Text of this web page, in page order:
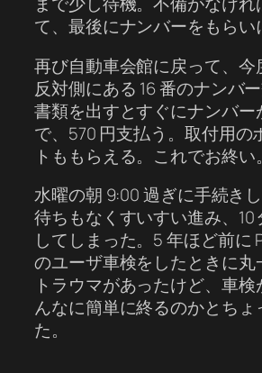
て、最後にナンバーをもらい
再び自動車会館に戻って、今
反対側にある 16 番のナンバー
書類を出すとすぐにナンバー
で、570 円支払う。取付用の
トももらえる。これでお終い。
水曜の朝 9:00 過ぎに手続き
待ちもなくすいすい進み、10
してしまった。5 年ほど前に
のユーザ車検をしたときに丸
トラウマがあったけど、車検
んなに簡単に終るのかとちょ
た。